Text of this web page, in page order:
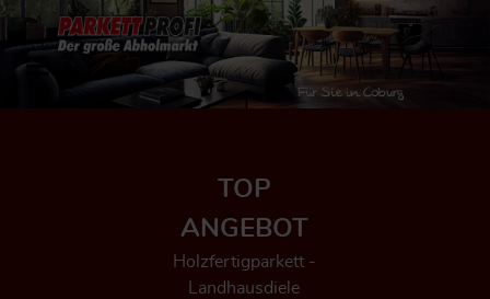
TOP
ANGEBOT
Holzfertigparkett -
Landhausdiele